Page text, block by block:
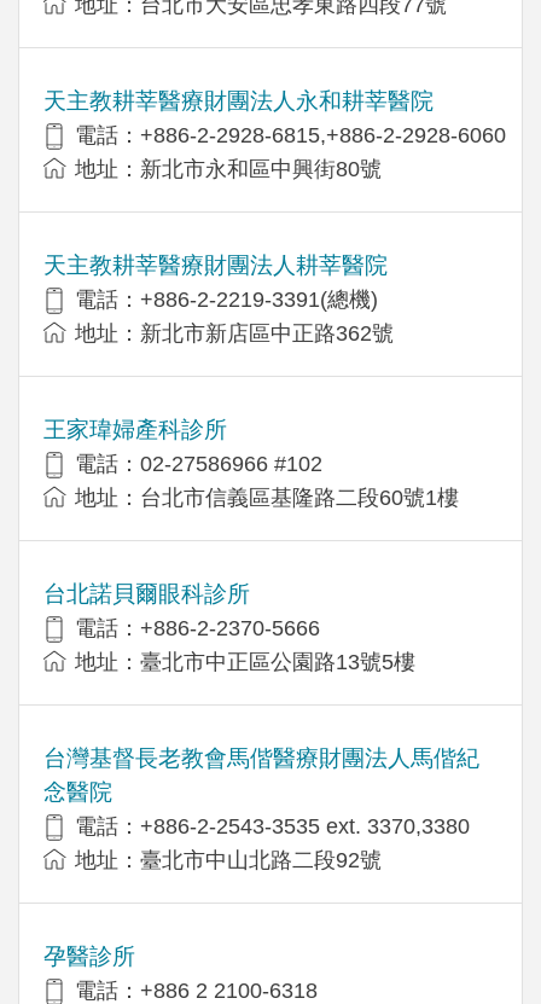
天主教耕莘醫療財團法人永和耕莘醫院
電話：+886-2-2928-6815,+886-2-2928-6060
地址：新北市永和區中興街80號
天主教耕莘醫療財團法人耕莘醫院
電話：+886-2-2219-3391(總機)
地址：新北市新店區中正路362號
王家瑋婦產科診所
電話：02-27586966 #102
地址：台北市信義區基隆路二段60號1樓
台北諾貝爾眼科診所
電話：+886-2-2370-5666
地址：臺北市中正區公園路13號5樓
台灣基督長老教會馬偕醫療財團法人馬偕紀
念醫院
電話：+886-2-2543-3535 ext. 3370,3380
地址：臺北市中山北路二段92號
孕醫診所
電話：+886 2 2100-6318